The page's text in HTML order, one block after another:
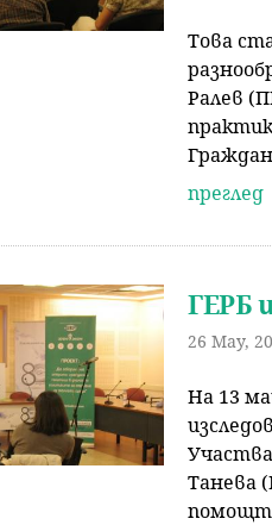
Това
Ралев
преглед
ГЕРБ
26 May,
На 13
Танева